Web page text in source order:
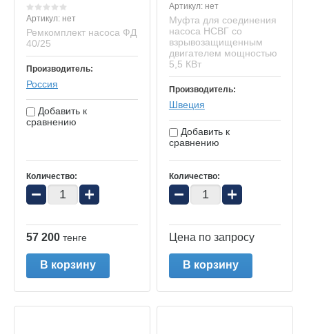
Артикул: нет
Ремкомплект насоса ФД
40/25
Производитель:
Россия
Добавить к
сравнению
Количество:
− +
57 200 тенге
В корзину
Артикул:нет
Муфта для соединения
насоса НСВГ со
взрывозащищенным
двигателем мощностью
5,5 КВт
Производитель:
Швеция
Добавить к
сравнению
Количество:
− +
Цена по запросу
В корзину